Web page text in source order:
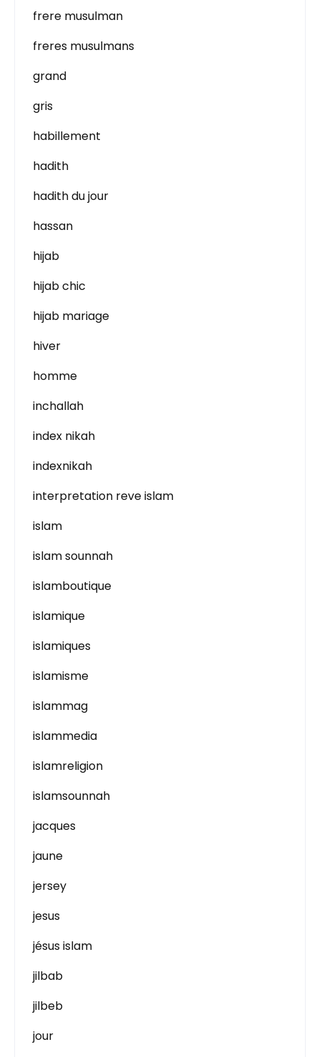
frere musulman
freres musulmans
grand
gris
habillement
hadith
hadith du jour
hassan
hijab
hijab chic
hijab mariage
hiver
homme
inchallah
index nikah
indexnikah
interpretation reve islam
islam
islam sounnah
islamboutique
islamique
islamiques
islamisme
islammag
islammedia
islamreligion
islamsounnah
jacques
jaune
jersey
jesus
jésus islam
jilbab
jilbeb
jour